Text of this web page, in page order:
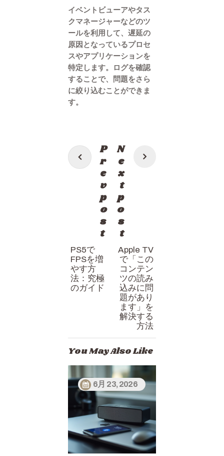
イベントビューアやタス
クマネージャーなどのツ
ールを利用して、遅延の
原因となっているプロセ
スやアプリケーションを
特定します。ログを確認
することで、問題をさら
に絞り込むことができま
す。
投
稿
ョ
ン
P
r
e
v
p
o
s
t
PS5で
FPSを増
やす方
法：究極
のガイド
N
e
x
t
p
o
s
t
Apple TV
で「この
コンテン
ツの読み
込みに問
題があり
ます」を
解決する
方法
You May Also Like
6月 23, 2026